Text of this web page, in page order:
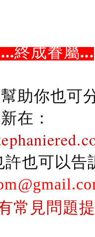
終成眷屬...
助你也可
在：
也可以
常見問題